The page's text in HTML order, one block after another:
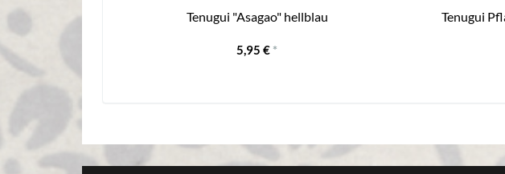
Tenugui "Asagao" hellblau
5,95 € *
Tenugui